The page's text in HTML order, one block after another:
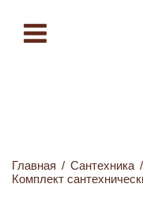
Главная / Сантехника /
Комплект